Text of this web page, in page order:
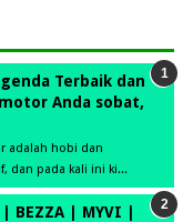
Terbaik dan
Anda sobat,
adalah hobi dan
dan pada kali ini ki...
| BEZZA | MYVI |